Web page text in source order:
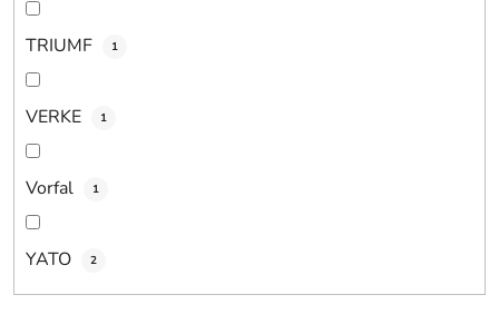
TRIUMF 1
VERKE 1
Vorfal 1
YATO 2